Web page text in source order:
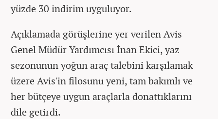
yüzde 30 indirim uyguluyor.
Açıklamada görüşlerine yer verilen Avis
Genel Müdür Yardımcısı İnan Ekici, yaz
sezonunun yoğun araç talebini karşılamak
üzere Avis'in filosunu yeni, tam bakımlı ve
her bütçeye uygun araçlarla donattıklarını
dile getirdi.